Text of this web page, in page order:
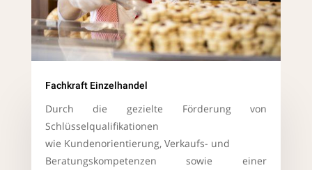
Fachkraft Einzelhandel
Durch die gezielte Förderung von
Schlüsselqualifikationen
wie Kundenorientierung, Verkaufs- und
Beratungskompetenzen sowie einer